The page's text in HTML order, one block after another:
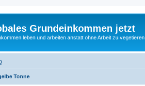
Grundeinkommen jetzt
leben und arbeiten anstatt ohne Arbeit zu vegetieren
Tonne